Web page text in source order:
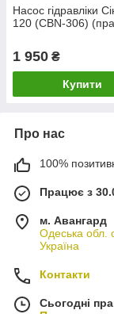
Насос гідравліки
120 (CBN-306)
1 950 ₴
Купити
Про нас
100%
Працює з
м. Авангард
Одеська обл.
Україна
Контакти
Сьогодні